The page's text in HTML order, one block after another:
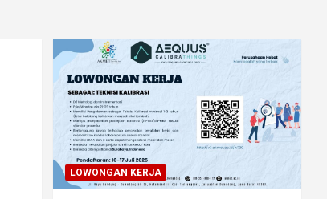
LOWONGAN KERJA